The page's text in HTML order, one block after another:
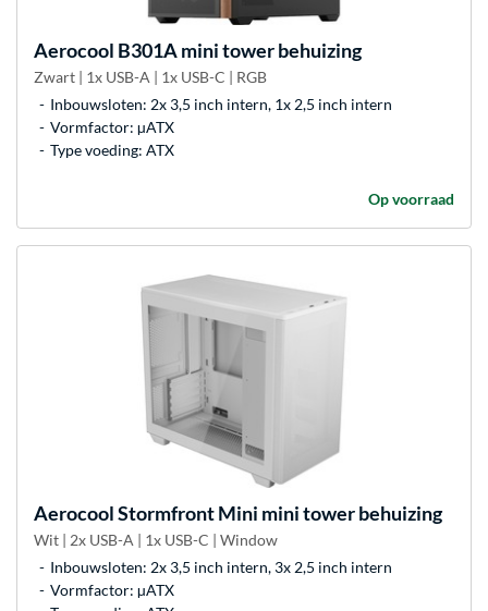
Aerocool B301A mini tower behuizing
Zwart | 1x USB-A | 1x USB-C | RGB
Inbouwsloten: 2x 3,5 inch intern, 1x 2,5 inch intern
Vormfactor: µATX
Type voeding: ATX
Op voorraad
AerocoolStormfront Mini mini tower behuizing
Wit | 2x USB-A | 1x USB-C | Window
Inbouwsloten: 2x 3,5 inch intern, 3x 2,5 inch intern
Vormfactor: µATX